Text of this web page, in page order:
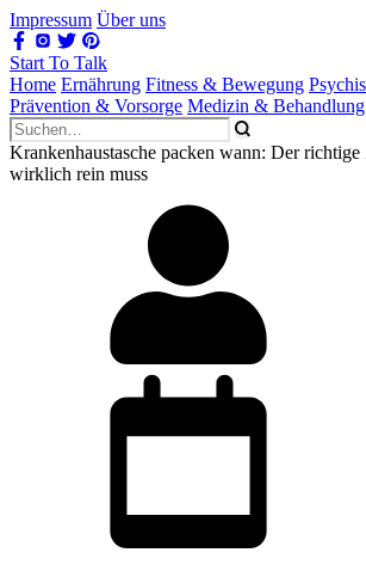
Impressum Über uns
Start To Talk
Home Ernährung Fitness & Bewegung
Prävention & Vorsorge Medizin & Behandlung
Krankenhaustasche packen wann: Der
wirklich rein muss